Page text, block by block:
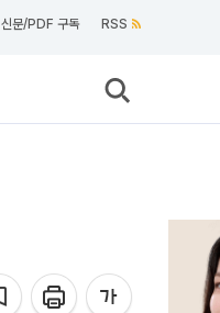
신문/PDF 구독 RSS